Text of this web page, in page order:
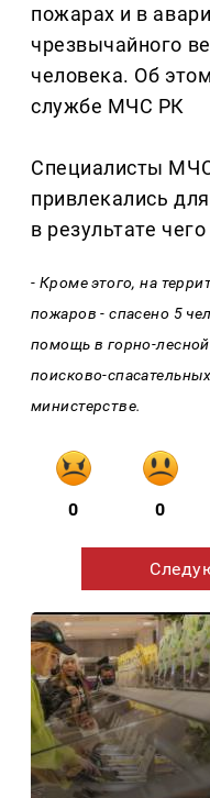
пожарах и в
чрезвычайного
человека. Об
службе МЧС РК
Специалисты
привлекались
в результате
- Кроме этого, на
пожаров - спасено 5
помощь в горно-
поисково-
министерстве.
0 0